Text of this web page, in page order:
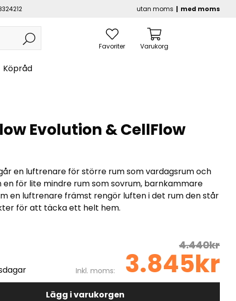
utan moms med moms
Favoriter Varukorg
Köpråd
Evolution & CellFlow
en luftrenare för större rum som vardagsrum och
för lite mindre rum som sovrum, barnkammare
en luftrenare främst rengör luften i det rum den står
för att täcka ett helt hem.
Inkl. moms:
4.440kr
3.845kr
Lägg i varukorgen